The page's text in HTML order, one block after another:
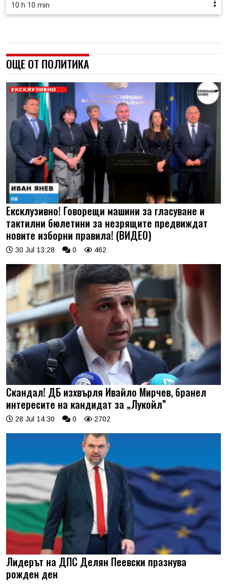
10 h 10 min
ОЩЕ ОТ ПОЛИТИКА
Ексклузивно! Говорещи машини за гласуване и
тактилни бюлетини за незрящите предвиждат
новите изборни правила! (ВИДЕО)
30 Jul 13:28 0 462
Скандал! ДБ изхвърля Ивайло Мирчев, бранел
интересите на кандидат за „Лукойл”
28 Jul 14:30 0 2702
Лидерът на ДПС Делян Пеевски празнува
рожден ден